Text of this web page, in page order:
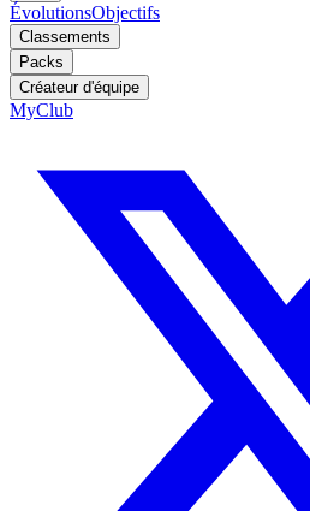
ÉvolutionsObjectifs
Classements
Packs
Créateur d'équipe
MyClub